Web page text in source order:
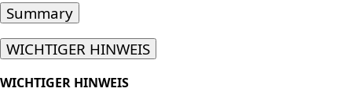
Summary
WICHTIGER HINWEIS
WICHTIGER HINWEIS